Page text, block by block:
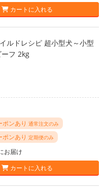
カートに入れる
ルドレシピ 超小型犬～小型
フ 2kg
ポンあり 通常注文のみ
ポンあり 定期便のみ
お届け
カートに入れる